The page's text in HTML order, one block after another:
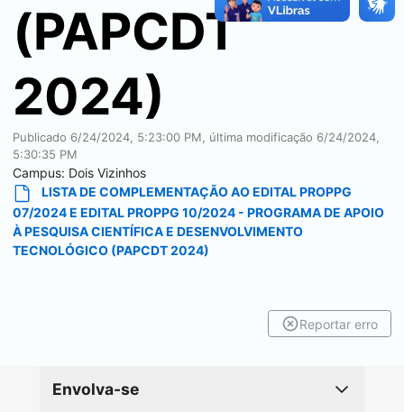
(PAPCDT
2024)
Publicado 6/24/2024, 5:23:00 PM , última modificação 6/24/2024,
5:30:35 PM
Campus: Dois Vizinhos
LISTA DE COMPLEMENTAÇÃO AO EDITAL PROPPG
07/2024 E EDITAL PROPPG 10/2024 - PROGRAMA DE APOIO
À PESQUISA CIENTÍFICA E DESENVOLVIMENTO
TECNOLÓGICO (PAPCDT 2024)
Reportar erro
Envolva-se